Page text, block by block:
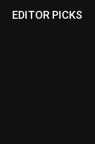
EDITOR PICKS